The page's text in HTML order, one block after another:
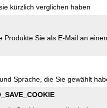
kürzlich verglichen haben
Produkte Sie als E-Mail an
Sprache, die Sie gewählt